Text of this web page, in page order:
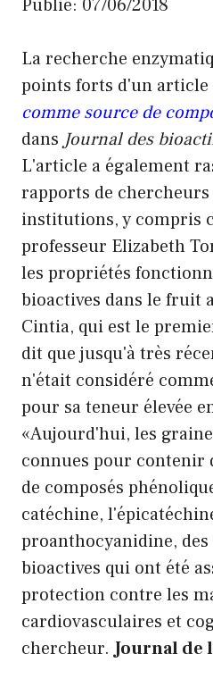
Publié: 07/06/2018
La recherche
points forts d'un article
comme source de
dans Journal des
L'article a également
rapports de chercheurs
institutions, y compris
professeur Elizabeth
les propriétés
bioactives dans le fruit
Cintia, qui est le
dit que jusqu'à très
n'était considéré
pour sa teneur élevée
«Aujourd'hui, les
connues pour contenir
de composés
catéchine,
proanthocyanidine, des
bioactives qui ont été
protection contre les
cardiovasculaires et
chercheur.Journal de